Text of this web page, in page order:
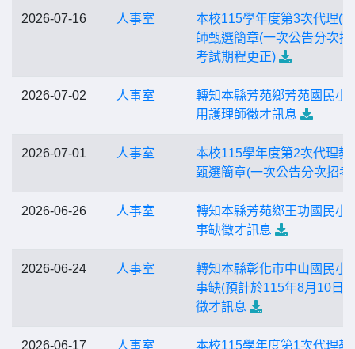
2026-07-16 人事室
本校115學年度第3次代理(
師甄選簡章(一次公告分次招
考試期程更正)
2026-07-02 人事室
轉知本縣芳苑鄉芳苑國民小
用護理師徵才訊息
2026-07-01 人事室
本校115學年度第2次代理教
甄選簡章(一次公告分次招考)
2026-06-26 人事室
轉知本縣芳苑鄉王功國民小
事缺徵才訊息
2026-06-24 人事室
轉知本縣彰化市中山國民小
事缺(預計於115年8月10日
徵才訊息
2026-06-17 人事室 本校115學年度第1次代理教